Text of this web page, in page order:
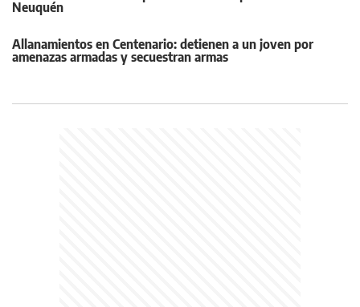
Neuquén
Allanamientos en Centenario: detienen a un joven por
amenazas armadas y secuestran armas